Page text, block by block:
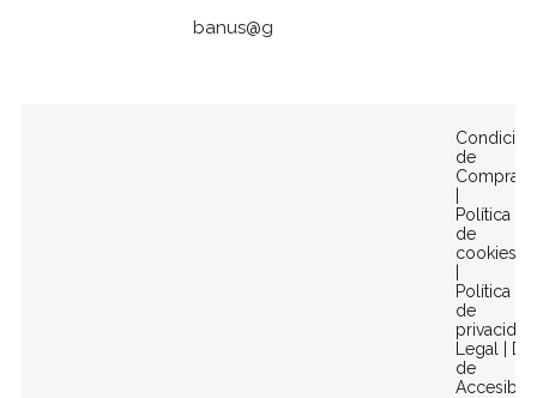
banus@gomezymolina.com
de
Compra
|
Política
de
cookies
|
Política
de
privacidad
Legal |
de